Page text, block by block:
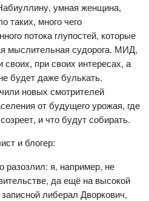
умная женщина,
таких, много чего
потока глупостей, которые
мыслительная судорога. МИД,
своих, при своих интересах, а
будет даже булькать.
новых смотрителей
от будущего урожая, где
и что будут собирать.
и блогер:
разозлил: я, например, не
да ещё на высокой
либерал Дворкович,